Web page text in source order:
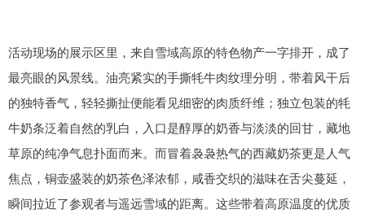
活动现场的展示区里，来自雪域高原的特色物产一字排开，成了
最亮眼的风景线。油亮紧实的手撕牦牛肉纹理分明，带着风干后
的独特香气，轻轻撕扯便能看见细密的肉质纤维；独立包装的牦
牛奶条泛着自然的乳白，入口是醇厚的奶香与淡淡的回甘，藏地
草原的纯净气息扑面而来。而冒着袅袅热气的西藏奶茶更是人气
焦点，铜壶盛装的奶茶色泽浓郁，咸香交织的滋味在舌尖蔓延，
瞬间拉近了参观者与遥远雪域的距离。这些带着高原温度的优质